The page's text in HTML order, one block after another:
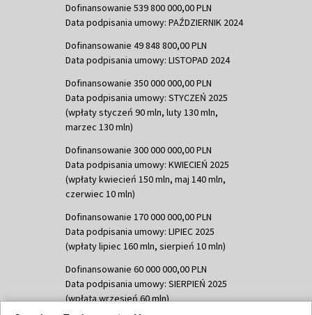
Dofinansowanie 539 800 000,00 PLN
Data podpisania umowy: PAŹDZIERNIK 2024
Dofinansowanie 49 848 800,00 PLN
Data podpisania umowy: LISTOPAD 2024
Dofinansowanie 350 000 000,00 PLN
Data podpisania umowy: STYCZEŃ 2025
(wpłaty styczeń 90 mln, luty 130 mln,
marzec 130 mln)
Dofinansowanie 300 000 000,00 PLN
Data podpisania umowy: KWIECIEŃ 2025
(wpłaty kwiecień 150 mln, maj 140 mln,
czerwiec 10 mln)
Dofinansowanie 170 000 000,00 PLN
Data podpisania umowy: LIPIEC 2025
(wpłaty lipiec 160 mln, sierpień 10 mln)
Dofinansowanie 60 000 000,00 PLN
Data podpisania umowy: SIERPIEŃ 2025
(wpłata wrzesień 60 mln)